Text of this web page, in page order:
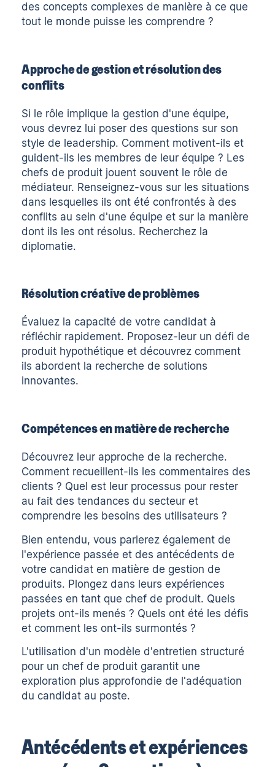
des concepts complexes de manière à ce que
tout le monde puisse les comprendre ?
Approche de gestion et résolution des
conflits
Si le rôle implique la gestion d'une équipe,
vous devrez lui poser des questions sur son
style de leadership. Comment motivent-ils et
guident-ils les membres de leur équipe ? Les
chefs de produit jouent souvent le rôle de
médiateur. Renseignez-vous sur les situations
dans lesquelles ils ont été confrontés à des
conflits au sein d'une équipe et sur la manière
dont ils les ont résolus. Recherchez la
diplomatie.
Résolution créative de problèmes
Évaluez la capacité de votre candidat à
réfléchir rapidement. Proposez-leur un défi de
produit hypothétique et découvrez comment
ils abordent la recherche de solutions
innovantes.
Compétences en matière de recherche
Découvrez leur approche de la recherche.
Comment recueillent-ils les commentaires des
clients ? Quel est leur processus pour rester
au fait des tendances du secteur et
comprendre les besoins des utilisateurs ?
Bien entendu, vous parlerez également de
l'expérience passée et des antécédents de
votre candidat en matière de gestion de
produits. Plongez dans leurs expériences
passées en tant que chef de produit. Quels
projets ont-ils menés ? Quels ont été les défis
et comment les ont-ils surmontés ?
L'utilisation d'un modèle d'entretien structuré
pour un chef de produit garantit une
exploration plus approfondie de l'adéquation
du candidat au poste.
Antécédents et expériences